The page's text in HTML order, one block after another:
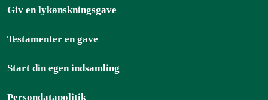
Giv en lykønskningsgave
Testamenter en gave
Start din egen indsamling
Persondatapolitik